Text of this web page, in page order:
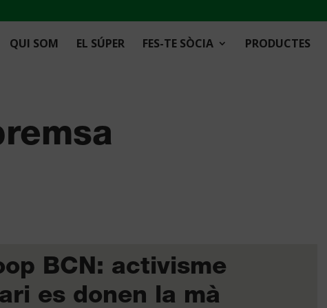
QUI SOM EL SÚPER FES-TE SÒCIA PRODUCTES
BCN: activisme
es donen la mà